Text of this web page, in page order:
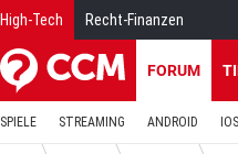
High-Tech Recht-Finanzen
FORUM
SPIELE STREAMING ANDROID IOS